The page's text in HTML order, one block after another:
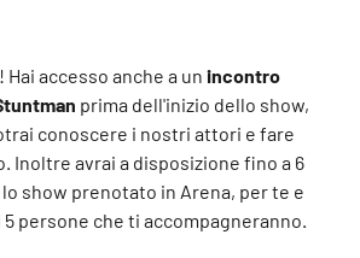
accesso anche a un incontro
prima dell'inizio dello show,
conoscere i nostri attori e fare
Inoltre avrai a disposizione fino a 6
show prenotato in Arena, per te e
persone che ti accompagneranno.